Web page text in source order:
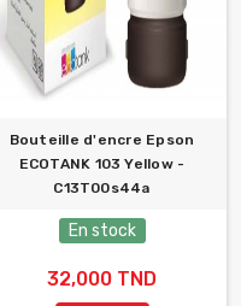
Bouteille d'encre Epson
ECOTANK 103 Yellow -
C13T00s44a
En stock
32,000 TND